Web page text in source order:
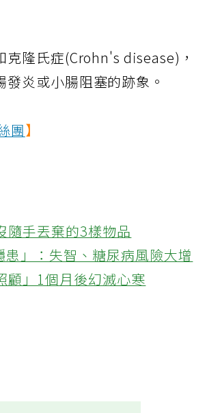
隆氏症(Crohn's disease)，
炎或小腸阻塞的跡象。
團】
隨手丟棄的3樣物品
」：失智、糖尿病風險大增
顧」1個月後幻滅心寒